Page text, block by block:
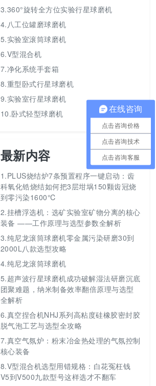
3.360°旋转全方位实验行星球磨机
4.八工位罐磨球磨机
5.实验室滚筒球磨机
6.V型混合机
7.净化系统手套箱
8.重型卧式行星球磨机
9.实验室行星球磨机
10.卧式轻型球磨机
最新内容
1.PLUS烧结炉7条预置程序一键启动：齿
科氧化锆烧结如何把3层坩埚150颗齿冠烧
到零污染1600℃
2.挂槽浮选机：选矿实验室矿物分离的核心
装备 ——工作原理与选型参数全解析
3.纯尼龙滚筒球磨机零金属污染研磨30到
2000L八款选型攻略
4.纯尼龙滚筒球磨机
5.超声波行星球磨机成功破解湿法研磨沉底
团聚难题，纳米制备效率翻倍原理与选型
全解析
6.真空捏合机NHJ系列高粘度硅橡胶密封胶
脱气泡工艺与选型全攻略
7.真空气氛炉：粉末冶金热处理的气氛控制
核心装备
8.V型混合机选型用错规格：白花冤枉钱
V5到V500九款型号这样选才不翻车
在线咨询
点击咨询价格
点击咨询技术
点击咨询客服